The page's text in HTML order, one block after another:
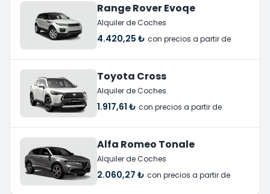
Range Rover Evoqe
Alquiler de Coches
4.420,25 ₺ con precios a partir de
Toyota Cross
Alquiler de Coches
1.917,61 ₺ con precios a partir de
Alfa Romeo Tonale
Alquiler de Coches
2.060,27 ₺ con precios a partir de